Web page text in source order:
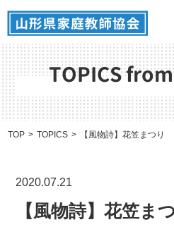
TOPICS
TOP TOPICS 【風物詩】花笠まつり
2020.07.21
【風物詩】花笠ま